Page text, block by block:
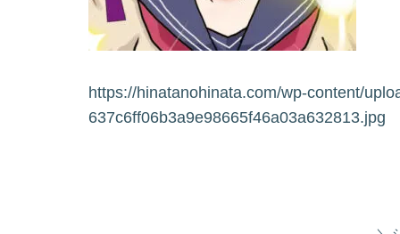
https://hinatanohinata.com/wp-content/
637c6ff06b3a9e98665f46a03a632813.jpg